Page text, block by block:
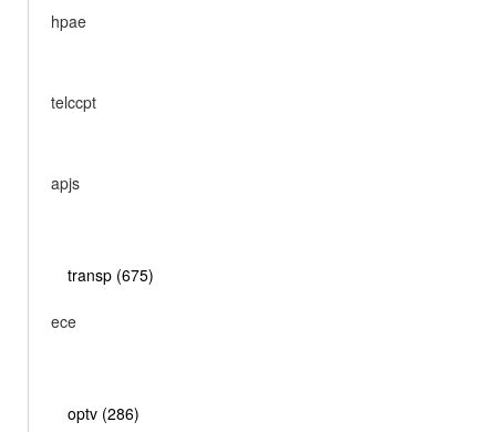
hpae
telccpt
apjs
transp (675)
ece
optv (286)